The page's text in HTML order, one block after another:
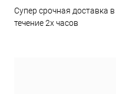
Супер срочная доставка в
течение 2х часов